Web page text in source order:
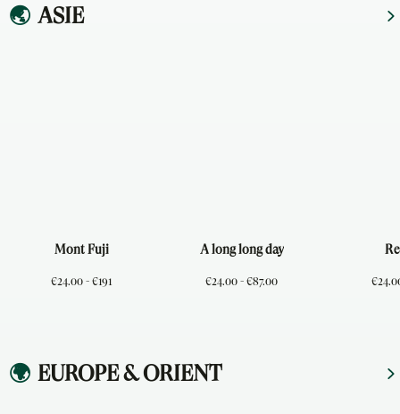
🌏 ASIE
Mont Fuji
€24.00 - €191
A long long day
€24.00 - €87.00
🌍 EUROPE & ORIENT